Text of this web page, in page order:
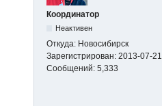
Координатор
Неактивен
Откуда: Новосибирск
Зарегистрирован: 2013-07-21
Сообщений: 5,333